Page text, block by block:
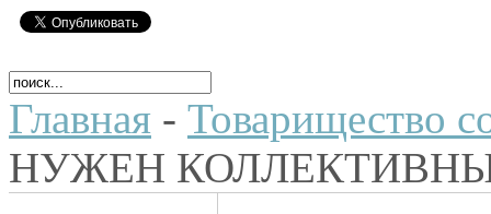
Главная - Товарищество
НУЖЕН